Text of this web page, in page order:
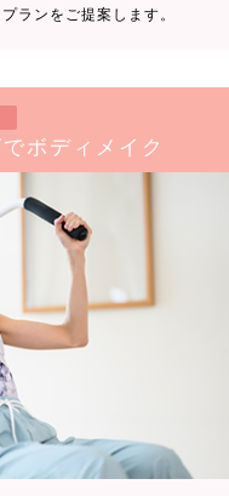
ランをご提案します。
ボディメイク